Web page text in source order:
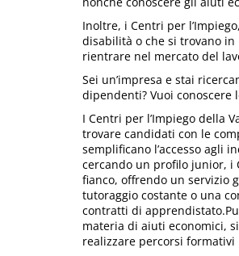
Inoltre, i Centri per
disabilità o che si trovano
rientrare nel mercato del
Sei un’impresa e stai
dipendenti? Vuoi conoscere
I Centri per l’Impiego della
trovare candidati con le
semplificano l’accesso agli
cercando un profilo junior, i
fianco, offrendo un servizio
tutoraggio costante o una
contratti di
materia di aiuti economici,
realizzare percorsi